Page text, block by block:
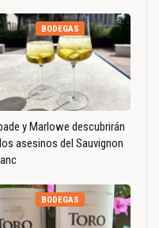
BODEGAS
y Marlowe descubrirán
asesinos del Sauvignon
BODEGAS